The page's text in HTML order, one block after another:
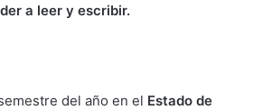
a leer y escribir.
del año en el Estado de